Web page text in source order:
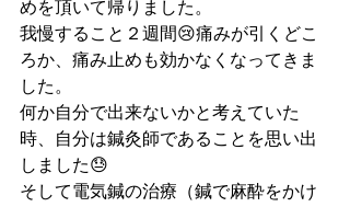
めを頂いて帰りました。
我慢すること２週間😢痛みが引くどこ
ろか、痛み止めも効かなくなってきま
した。
何か自分で出来ないかと考えていた
時、自分は鍼灸師であることを思い出
しました😓
そして電気鍼の治療（鍼で麻酔をかけ